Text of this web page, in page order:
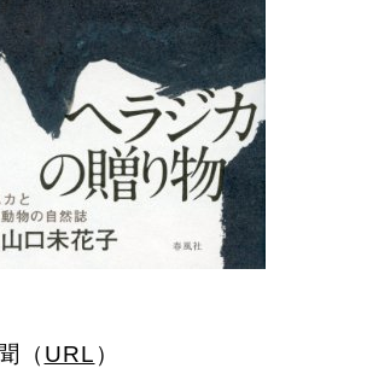
（ URL ）